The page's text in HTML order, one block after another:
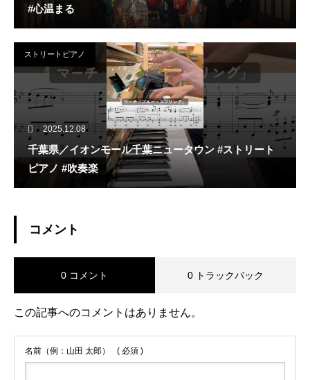
#心温まる
ストリートピアノ
2025.12.08
千葉県／イオンモール千葉ニュータウン #ストリート
ピアノ #吹奏楽
コメント
0 コメント 0 トラックバック
この記事へのコメントはありません。
名前（例：山田 太郎） ( 必須 )